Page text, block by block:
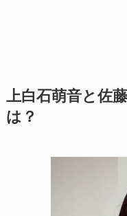
上白石萌音と佐
は？